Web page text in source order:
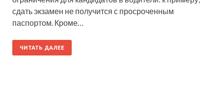
сдать экзамен не получится с просроченным
паспортом. Кроме…
ЧИТАТЬ ДАЛЕЕ